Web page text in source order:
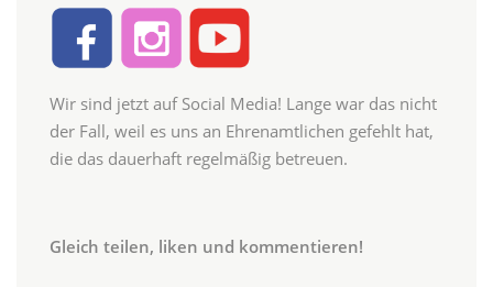
Wir sind jetzt auf Social Media! Lange war das nicht
der Fall, weil es uns an Ehrenamtlichen gefehlt hat,
die das dauerhaft regelmäßig betreuen.
Gleich teilen, liken und kommentieren!